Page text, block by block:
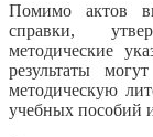
Помимо актов
справки,
методические
результаты
методическую
учебных пособий